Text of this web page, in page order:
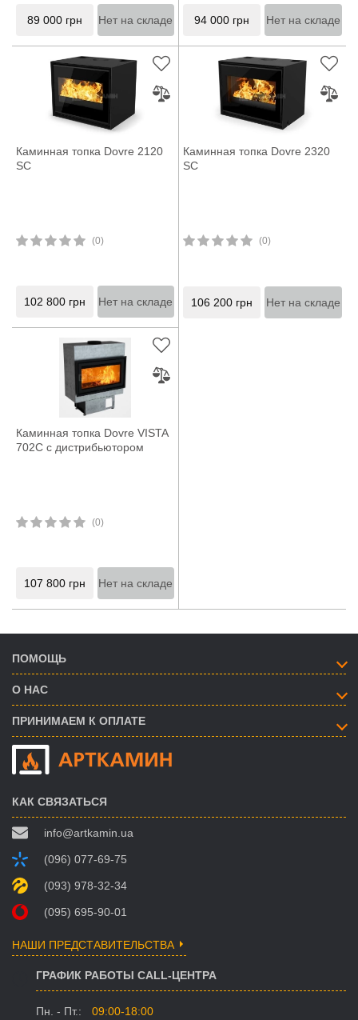
89 000 грн Нет на складе 94 000 грн Нет на складе
Каминная топка Dovre 2120
SC
(0)
102 800 грн Нет на складе
Каминная топка Dovre 2320
SC
(0)
106 200 грн Нет на складе
Каминная топка Dovre VISTA
702C с дистрибьютором
(0)
107 800 грн Нет на складе
ПОМОЩЬ
О НАС
ПРИНИМАЕМ К ОПЛАТЕ
КАК СВЯЗАТЬСЯ
info@artkamin.ua
(096) 077-69-75
(093) 978-32-34
(095) 695-90-01
НАШИ ПРЕДСТАВИТЕЛЬСТВА
ГРАФИК РАБОТЫ CALL-ЦЕНТРА
Пн. - Пт.: 09:00-18:00